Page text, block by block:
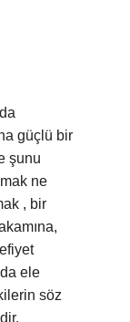
güçlü bir
şunu
ne
, bir
ele
söz